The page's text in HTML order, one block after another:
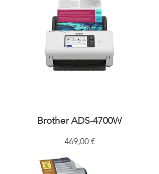
Brother ADS-4700W
Precio
469,00 €